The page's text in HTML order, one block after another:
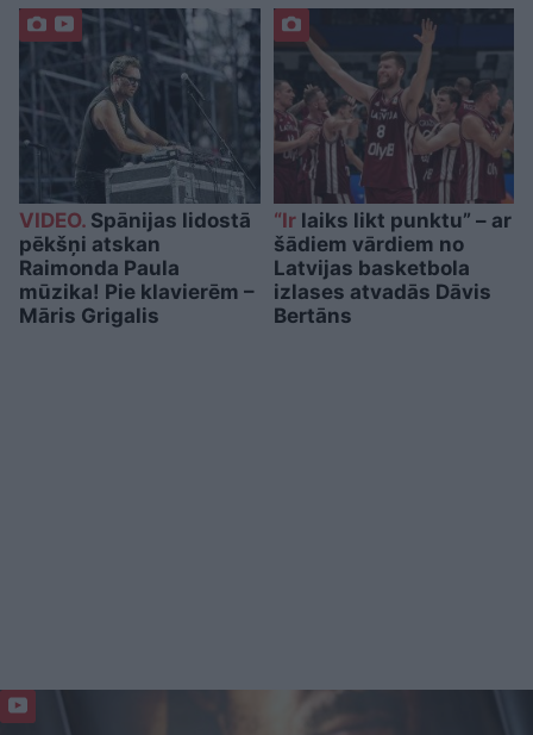
VIDEO. Spānijas lidostā
pēkšņi atskan
Raimonda Paula
mūzika! Pie klavierēm –
Māris Grigalis
“Irlaiks likt punktu” – ar
šādiem vārdiem no
Latvijas basketbola
izlases atvadās Dāvis
Bertāns